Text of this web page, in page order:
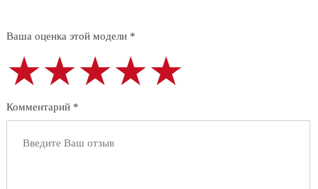
Ваша оценка этой модели *
★★★★★
★★★★★
★★★★★
Комментарий *